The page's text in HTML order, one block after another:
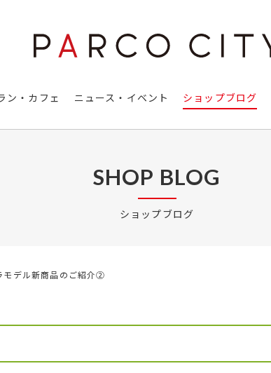
ン・カフェ ニュース・イベント ショップブログ
SHOP BLOG
ショップブログ
デル新商品のご紹介②